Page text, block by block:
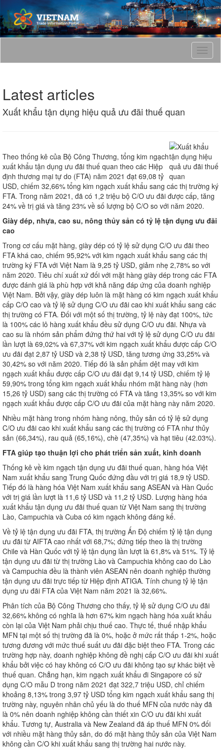
T
o
g
a
t
o
n
Latest articles
Xuất khẩu tận dụng hiệu quả ưu đãi thuế quan
Theo thống kê của Bộ Công Thương, tổng kim ngạch
xuất khẩu tận dụng ưu đãi thuế quan theo các Hiệp
định thương mại tự do (FTA) năm 2021 đạt 69,08 tỷ
USD, chiếm 32,66% tổng kim ngạch xuất khẩu sang các thị trường ký
FTA. Trong năm 2021, đã có 1,2 triệu bộ C/O ưu đãi được cấp, tăng
24% về trị giá và tăng 23% về số lượng bộ C/O so với năm 2020.
Giày dép, nhựa, cao su, nông thủy sản có tỷ lệ tận dụng ưu đãi
cao
Trong cơ cấu mặt hàng, giày dép có tỷ lệ sử dụng C/O ưu đãi theo
FTA khá cao, chiếm 95,92% với kim ngạch xuất khẩu sang các thị
trường ký FTA với Việt Nam là 9,25 tỷ USD, giảm nhẹ 2,78% so với
năm 2020. Tiêu chí xuất xứ đối với mặt hàng giày dép trong các FTA
được đánh giá là phù hợp với khả năng đáp ứng của doanh nghiệp
Việt Nam. Bởi vậy, giày dép luôn là mặt hàng có kim ngạch xuất khẩu
cấp C/O cao và tỷ lệ sử dụng C/O ưu đãi cao khi xuất khẩu sang các
thị trường có FTA. Đối với một số thị trường, tỷ lệ này đạt 100%, tức
là 100% các lô hàng xuất khẩu đều sử dụng C/O ưu đãi. Nhựa và
cao su là nhóm sản phẩm đứng thứ hai với tỷ lệ sử dụng C/O ưu đãi
lần lượt là 69,02% và 67,37% với kim ngạch xuất khẩu được cấp C/O
ưu đãi đạt 2,87 tỷ USD và 2,38 tỷ USD, tăng tương ứng 33,25% và
30,42% so với năm 2020. Tiếp đó là sản phẩm dệt may với kim
ngạch xuất khẩu được cấp C/O ưu đãi đạt 9,14 tỷ USD, chiếm tỷ lệ
59,90% trong tổng kim ngạch xuất khẩu nhóm mặt hàng này (hơn
15,26 tỷ USD) sang các thị trường có FTA và tăng 13,35% so với kim
ngạch xuất khẩu được cấp C/O ưu đãi của mặt hàng này năm 2020.
Nhiều mặt hàng trong nhóm hàng nông, thủy sản có tỷ lệ sử dụng
C/O ưu đãi cao khi xuất khẩu sang các thị trường có FTA như thủy
sản (66,34%), rau quả (65,16%), chè (47,35%) và hạt tiêu (42.03%).
FTA giúp tạo thuận lợi cho phát triển sản xuất, kinh doanh
Thống kê về kim ngạch tận dụng ưu đãi thuế quan, hàng hóa Việt
Nam xuất khẩu sang Trung Quốc đứng đầu với trị giá 18,9 tỷ USD.
Tiếp đó là hàng hóa Việt Nam xuất khẩu sang ASEAN và Hàn Quốc
với trị giá lần lượt là 11,6 tỷ USD và 11,2 tỷ USD. Lượng hàng hóa
xuất khẩu tận dụng ưu đãi thuế quan từ Việt Nam sang thị trường
Lào, Campuchia và Cuba có kim ngạch không đáng kể.
Về tỷ lệ tận dụng ưu đãi FTA, thị trường Ấn Độ chiếm tỷ lệ tận dụng
ưu đãi từ AIFTA cao nhất với 68,7%; đứng tiếp theo là thị trường
Chile và Hàn Quốc với tỷ lệ tận dụng lần lượt là 61,8% và 51%. Tỷ lệ
tận dụng ưu đãi từ thị trường Lào và Campuchia không cao do Lào
và Campuchia đều là thành viên ASEAN nên doanh nghiệp thường
tận dụng ưu đãi trực tiếp từ Hiệp định ATIGA. Tính chung tỷ lệ tận
dụng ưu đãi FTA của Việt Nam năm 2021 là 32,66%.
Phân tích của Bộ Công Thương cho thấy, tỷ lệ sử dụng C/O ưu đãi
32,66% không có nghĩa là hơn 67% kim ngạch hàng hóa xuất khẩu
còn lại của Việt Nam phải chịu thuế cao. Thực tế, thuế nhập khẩu
MFN tại một số thị trường đã là 0%, hoặc ở mức rất thấp 1-2%, hoặc
tương đương với mức thuế suất ưu đãi đặc biệt theo FTA. Trong các
trường hợp này, doanh nghiệp không đề nghị cấp C/O ưu đãi khi xuất
khẩu bởi việc có hay không có C/O ưu đãi không tạo sự khác biệt về
thuế quan. Chẳng hạn, kim ngạch xuất khẩu đi Singapore có sử
dụng C/O mẫu D trong năm 2021 đạt 322,7 triệu USD, chỉ chiếm
khoảng 8,13% trong 3,97 tỷ USD tổng kim ngạch xuất khẩu sang thị
trường này, nguyên nhân chủ yếu là do thuế MFN của nước này đã
là 0% nên doanh nghiệp không cần thiết xin C/O ưu đãi khi xuất
khẩu. Tương tự, Australia và New Zealand đã áp thuế MFN 0% đối
với nhiều mặt hàng thủy sản, do đó mặt hàng thủy sản của Việt Nam
không cần C/O khi xuất khẩu sang thị trường hai nước này.